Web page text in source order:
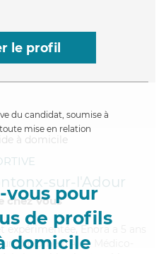
le profil
du candidat, soumise à
mise en relation
vous pour
de profils
domicile
sur-l'Adour
chez Vous
expérimentée, Enora a 5 ans
diplôme d'Aide Médico-